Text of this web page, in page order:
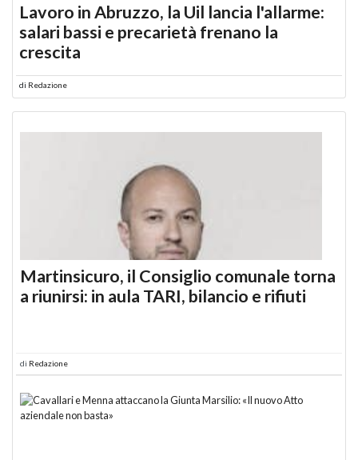
Lavoro in Abruzzo, la Uil lancia l'allarme:
salari bassi e precarietà frenano la
crescita
di Redazione
Martinsicuro, il Consiglio comunale torna
a riunirsi: in aula TARI, bilancio e rifiuti
di Redazione